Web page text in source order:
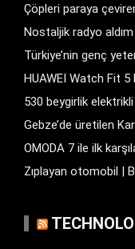
Çöpleri paraya
Nostaljik radyo aldım
Türkiye’nin genç
HUAWEI Watch Fit 5
530 beygirlik
Gebze’de üretilen
OMODA 7 ile ilk
Zıplayan otomobil |